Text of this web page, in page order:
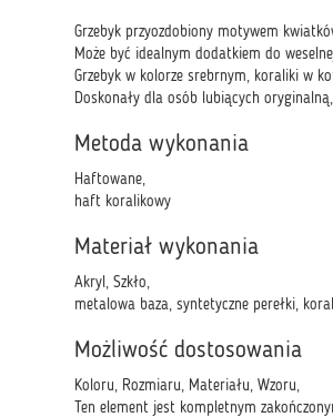
Grzebyk przyozdobiony motywem
Może być idealnym dodatkiem do
Grzebyk w kolorze srebrnym, koraliki w
Doskonały dla osób lubiących
Metoda wykonania
Haftowane,
haft koralikowy
Materiał wykonania
Akryl, Szkło,
metalowa baza, syntetyczne perełki,
Możliwość dostosowania
Koloru, Rozmiaru, Materiału, Wzoru,
Ten element jest kompletnym